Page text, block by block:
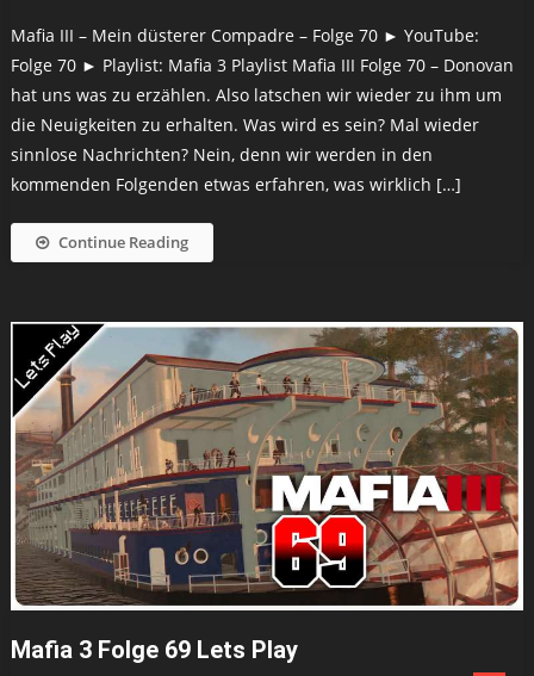
Mafia III – Mein düsterer Compadre – Folge 70 ► YouTube:
Folge 70 ► Playlist: Mafia 3 Playlist Mafia III Folge 70 – Donovan
hat uns was zu erzählen. Also latschen wir wieder zu ihm um
die Neuigkeiten zu erhalten. Was wird es sein? Mal wieder
sinnlose Nachrichten? Nein, denn wir werden in den
kommenden Folgenden etwas erfahren, was wirklich […]
Continue Reading
Mafia 3 Folge 69 Lets Play